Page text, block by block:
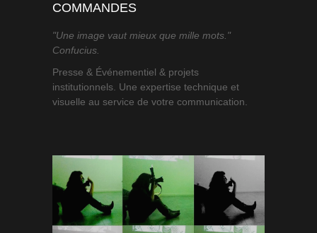
COMMANDES
"Une image vaut mieux que mille mots."
Confucius.
Presse & Événementiel & projets
institutionnels. Une expertise technique et
visuelle au service de votre communication.